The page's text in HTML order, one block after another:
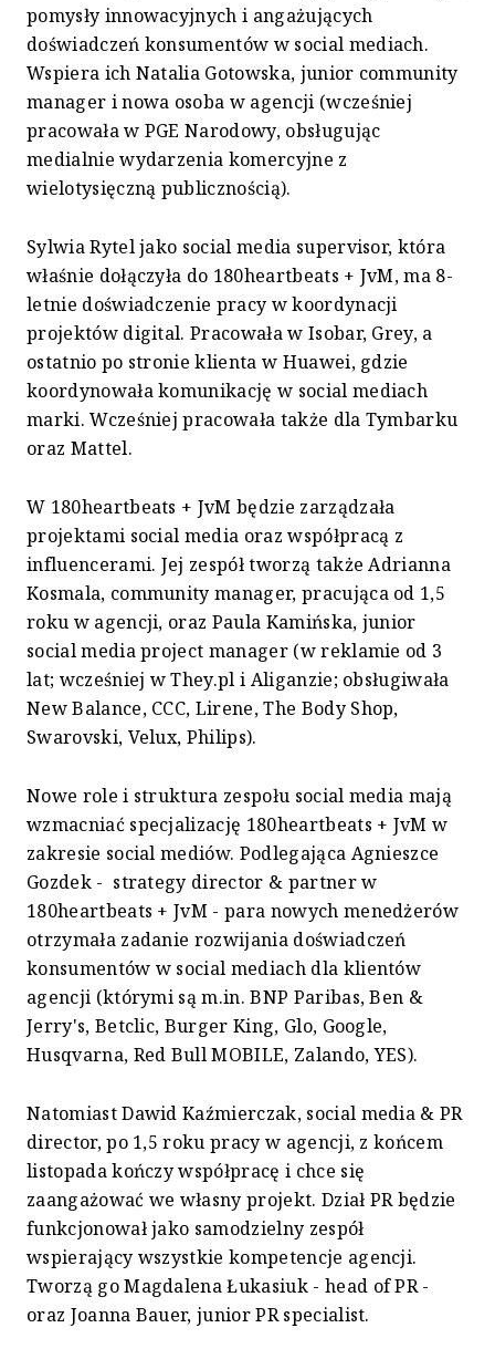
pomysły innowacyjnych i angażujących
doświadczeń konsumentów w social mediach.
Wspiera ich Natalia Gotowska, junior community
manager i nowa osoba w agencji (wcześniej
pracowała w PGE Narodowy, obsługując
medialnie wydarzenia komercyjne z
wielotysięczną publicznością).
Sylwia Rytel jako social media supervisor, która
właśnie dołączyła do 180heartbeats + JvM, ma 8-
letnie doświadczenie pracy w koordynacji
projektów digital. Pracowała w Isobar, Grey, a
ostatnio po stronie klienta w Huawei, gdzie
koordynowała komunikację w social mediach
marki. Wcześniej pracowała także dla Tymbarku
oraz Mattel.
W 180heartbeats + JvM będzie zarządzała
projektami social media oraz współpracą z
influencerami. Jej zespół tworzą także Adrianna
Kosmala, community manager, pracująca od 1,5
roku w agencji, oraz Paula Kamińska, junior
social media project manager (w reklamie od 3
lat; wcześniej w They.pl i Aliganzie; obsługiwała
New Balance, CCC, Lirene, The Body Shop,
Swarovski, Velux, Philips).
Nowe role i struktura zespołu social media mają
wzmacniać specjalizację 180heartbeats + JvM w
zakresie social mediów. Podlegająca Agnieszce
Gozdek - strategy director & partner w
180heartbeats + JvM - para nowych menedżerów
otrzymała zadanie rozwijania doświadczeń
konsumentów w social mediach dla klientów
agencji (którymi są m.in. BNP Paribas, Ben &
Jerry's, Betclic, Burger King, Glo, Google,
Husqvarna, Red Bull MOBILE, Zalando, YES).
Natomiast Dawid Kaźmierczak, social media & PR
director, po 1,5 roku pracy w agencji, z końcem
listopada kończy współpracę i chce się
zaangażować we własny projekt. Dział PR będzie
funkcjonował jako samodzielny zespół
wspierający wszystkie kompetencje agencji.
Tworzą go Magdalena Łukasiuk - head of PR -
oraz Joanna Bauer, junior PR specialist.